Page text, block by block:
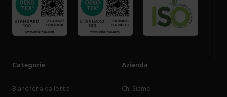
Categorie
Biancheria da letto
Azienda
Chi Siamo